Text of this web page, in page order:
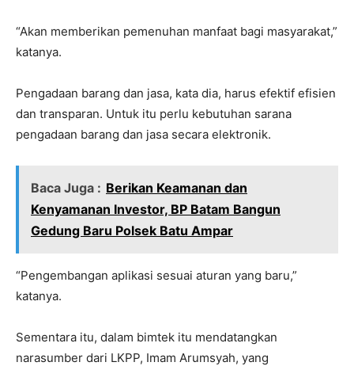
“Akan memberikan pemenuhan manfaat bagi masyarakat,”
katanya.
Pengadaan barang dan jasa, kata dia, harus efektif efisien
dan transparan. Untuk itu perlu kebutuhan sarana
pengadaan barang dan jasa secara elektronik.
Baca Juga : Berikan Keamanan dan
Kenyamanan Investor, BP Batam Bangun
Gedung Baru Polsek Batu Ampar
“Pengembangan aplikasi sesuai aturan yang baru,”
katanya.
Sementara itu, dalam bimtek itu mendatangkan
narasumber dari LKPP, Imam Arumsyah, yang